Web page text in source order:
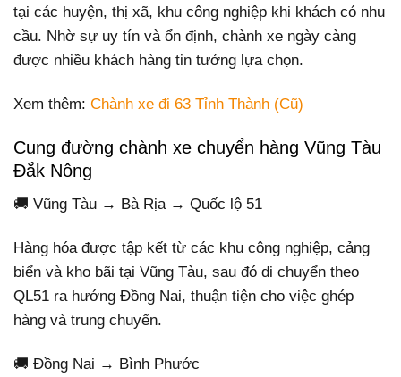
tại các huyện, thị xã, khu công nghiệp khi khách có nhu
cầu. Nhờ sự uy tín và ổn định, chành xe ngày càng
được nhiều khách hàng tin tưởng lựa chọn.
Xem thêm: Chành xe đi 63 Tỉnh Thành (Cũ)
Cung đường chành xe chuyển hàng Vũng Tàu
Đắk Nông
🚚 Vũng Tàu → Bà Rịa → Quốc lộ 51
Hàng hóa được tập kết từ các khu công nghiệp, cảng
biển và kho bãi tại Vũng Tàu, sau đó di chuyển theo
QL51 ra hướng Đồng Nai, thuận tiện cho việc ghép
hàng và trung chuyển.
🚚 Đồng Nai → Bình Phước